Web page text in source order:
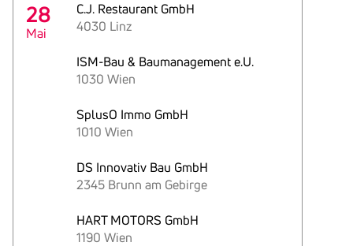
28
Mai
C.J. Restaurant GmbH
4030 Linz
ISM-Bau & Baumanagement e.U.
1030 Wien
SplusO Immo GmbH
1010 Wien
DS Innovativ Bau GmbH
2345 Brunn am Gebirge
HART MOTORS GmbH
1190 Wien